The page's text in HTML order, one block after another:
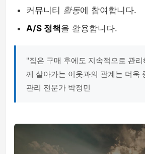
커뮤니티 활동에 참여합니다.
A/S 정책을 활용합니다.
"집은 구매 후에도 지속적으로 관
께 살아가는 이웃과의 관계는 더욱
관리 전문가 박정민